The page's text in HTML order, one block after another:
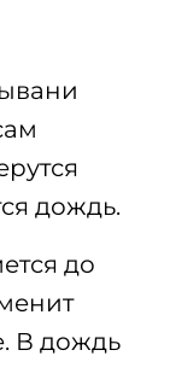
дождь.
до
В дождь